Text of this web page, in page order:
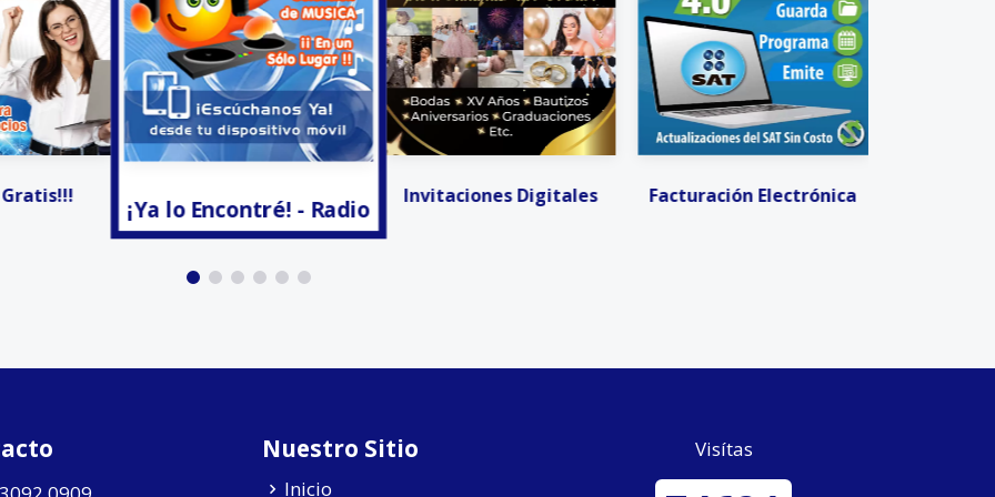
- Radio Invitaciones Digitales Facturación Electrónica Invitaciones Digitales
Nuestro Sitio
Inicio
Visítas